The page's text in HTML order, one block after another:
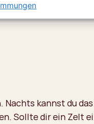
kannst du
Sollte dir ein Zelt